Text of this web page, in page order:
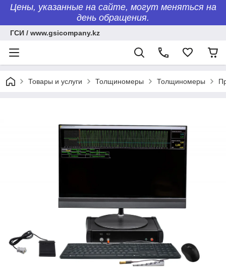
Цены, указанные на сайте, могут меняться на
день обращения.
ГСИ / www.gsicompany.kz
Товары и услуги Толщиномеры Толщиномеры